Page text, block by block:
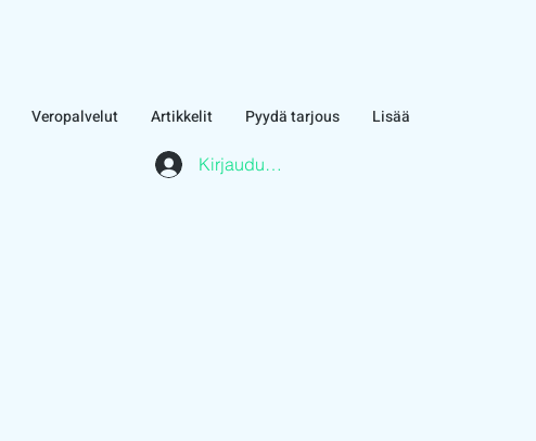
Veropalvelut Artikkelit Pyydä tarjous Lisää
Kirjaudu asiakasalueelle